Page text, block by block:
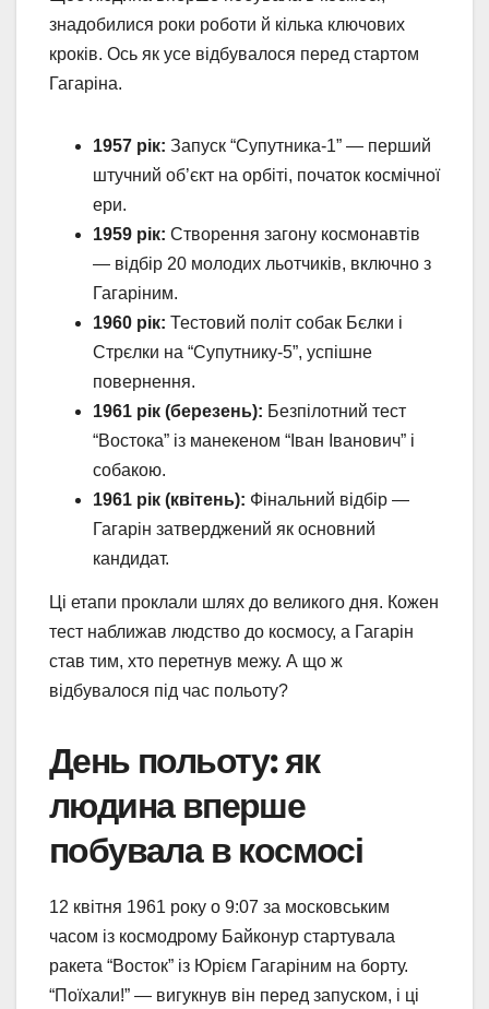
знадобилися роки роботи й кілька ключових
кроків. Ось як усе відбувалося перед стартом
Гагаріна.
1957 рік: Запуск “Супутника-1” — перший
штучний об’єкт на орбіті, початок космічної
ери.
1959 рік: Створення загону космонавтів
— відбір 20 молодих льотчиків, включно з
Гагаріним.
1960 рік: Тестовий політ собак Бєлки і
Стрєлки на “Супутнику-5”, успішне
повернення.
1961 рік (березень): Безпілотний тест
“Востока” із манекеном “Іван Іванович” і
собакою.
1961 рік (квітень): Фінальний відбір —
Гагарін затверджений як основний
кандидат.
Ці етапи проклали шлях до великого дня. Кожен
тест наближав людство до космосу, а Гагарін
став тим, хто перетнув межу. А що ж
відбувалося під час польоту?
День польоту: як
людина вперше
побувала в космосі
12 квітня 1961 року о 9:07 за московським
часом із космодрому Байконур стартувала
ракета “Восток” із Юрієм Гагаріним на борту.
“Поїхали!” — вигукнув він перед запуском, і ці